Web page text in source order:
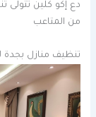
دع إكو كلين تتولى
من المتاعب
تنظيف منازل بجدة